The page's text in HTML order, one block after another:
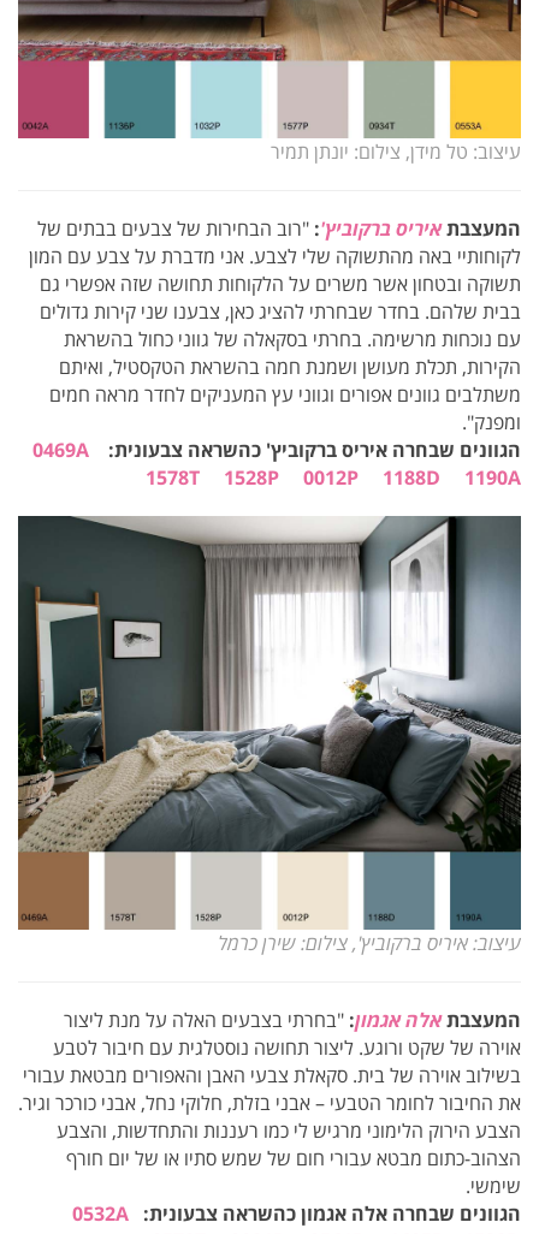
עיצוב: טל מידן, צילום: יונתן תמיר
המעצבתאיריס ברקוביץ': "רוב הבחירות של צבעים בבתים של
לקוחותיי באה מהתשוקה שלי לצבע. אני מדברת על צבע עם המון
תשוקה ובטחון אשר משרים על הלקוחות תחושה שזה אפשרי גם
בבית שלהם. בחדר שבחרתי להציג כאן, צבענו שני קירות גדולים
עם נוכחות מרשימה. בחרתי בסקאלה של גווני כחול בהשראת
הקירות, תכלת מעושן ושמנת חמה בהשראת הטקסטיל, ואיתם
משתלבים גוונים אפורים וגווני עץ המעניקים לחדר מראה חמים
ומפנק".
הגוונים שבחרה איריס ברקוביץ' כהשראה צבעונית:
0469A
1578T
1528P 0012P 1188D 1190A
עיצוב: איריס ברקוביץ', צילום: שירן כרמל
המעצבתאלה אגמון: "בחרתי בצבעים האלה על מנת ליצור
אוירה של שקט ורוגע. ליצור תחושה נוסטלגית עם חיבור לטבע
בשילוב אוירה של בית. סקאלת צבעי האבן והאפורים מבטאת עבורי
את החיבור לחומר הטבעי – אבני בזלת, חלוקי נחל, אבני כורכר וגיר.
הצבע הירוק הלימוני מרגיש לי כמו רעננות והתחדשות, והצבע
הצהוב-כתום מבטא עבורי חום של שמש סתיו או של יום חורף
שימשי.
הגוונים שבחרה אלה אגמון כהשראה צבעונית: 0532A